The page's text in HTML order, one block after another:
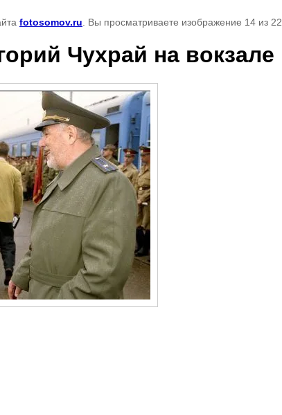
fotosomov.ru . Вы просматриваете изображение 14 из 22
Чухрай на вокзале